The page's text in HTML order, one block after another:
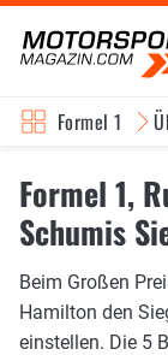
Formel 1
Formel 1,
Schumis
Beim Großen
Hamilton den
einstellen. Die 5